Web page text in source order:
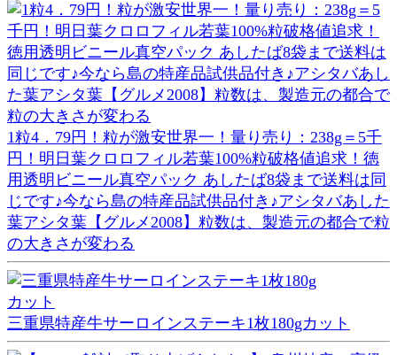
1粒4．79円！粒が激安世界一！量り売り：238g＝5千
円！明日葉クロロフィル若葉100%粒破格値追求！徳
用透明ビニール真空パック あしたば8袋まで送料は同
じです♪今なら島の特産品試供品付き♪アシタバあした
葉アシタ葉【グルメ2008】粒数は、製造元の都合で粒
の大きさが変わる
三重県特産牛サーロインステーキ1枚180gカット